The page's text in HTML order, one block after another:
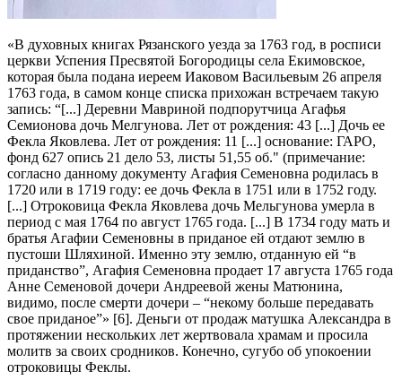
«В духовных книгах Рязанского уезда за 1763 год, в росписи
церкви Успения Пресвятой Богородицы села Екимовское,
которая была подана иереем Иаковом Васильевым 26 апреля
1763 года, в самом конце списка прихожан встречаем такую
запись: “[...] Деревни Мавриной подпорутчица Агафья
Семионова дочь Мелгунова. Лет от рождения: 43 [...] Дочь ее
Фекла Яковлева. Лет от рождения: 11 [...] основание: ГАРО,
фонд 627 опись 21 дело 53, листы 51,55 об." (примечание:
согласно данному документу Агафия Семеновна родилась в
1720 или в 1719 году: ее дочь Фекла в 1751 или в 1752 году.
[...] Отроковица Фекла Яковлева дочь Мельгунова умерла в
период с мая 1764 по август 1765 года. [...] В 1734 году мать и
братья Агафии Семеновны в приданое ей отдают землю в
пустоши Шляхиной. Именно эту землю, отданную ей “в
приданство”, Агафия Семеновна продает 17 августа 1765 года
Анне Семеновой дочери Андреевой жены Матюнина,
видимо, после смерти дочери – “некому больше передавать
свое приданое”» [6]. Деньги от продаж матушка Александра в
протяжении нескольких лет жертвовала храмам и просила
молитв за своих сродников. Конечно, сугубо об упокоении
отроковицы Феклы.